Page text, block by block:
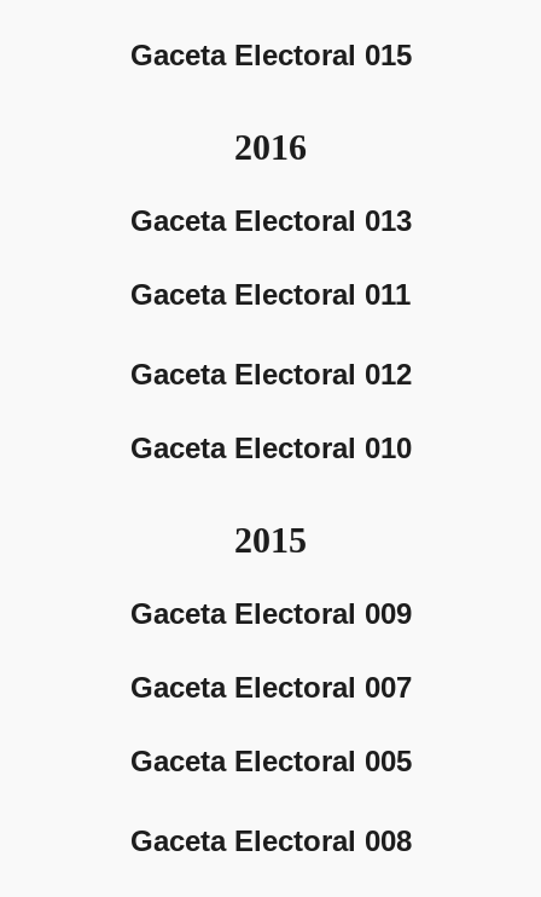
Gaceta Electoral 015
2016
Gaceta Electoral 013
Gaceta Electoral 011
Gaceta Electoral 012
Gaceta Electoral 010
2015
Gaceta Electoral 009
Gaceta Electoral 007
Gaceta Electoral 005
Gaceta Electoral 008